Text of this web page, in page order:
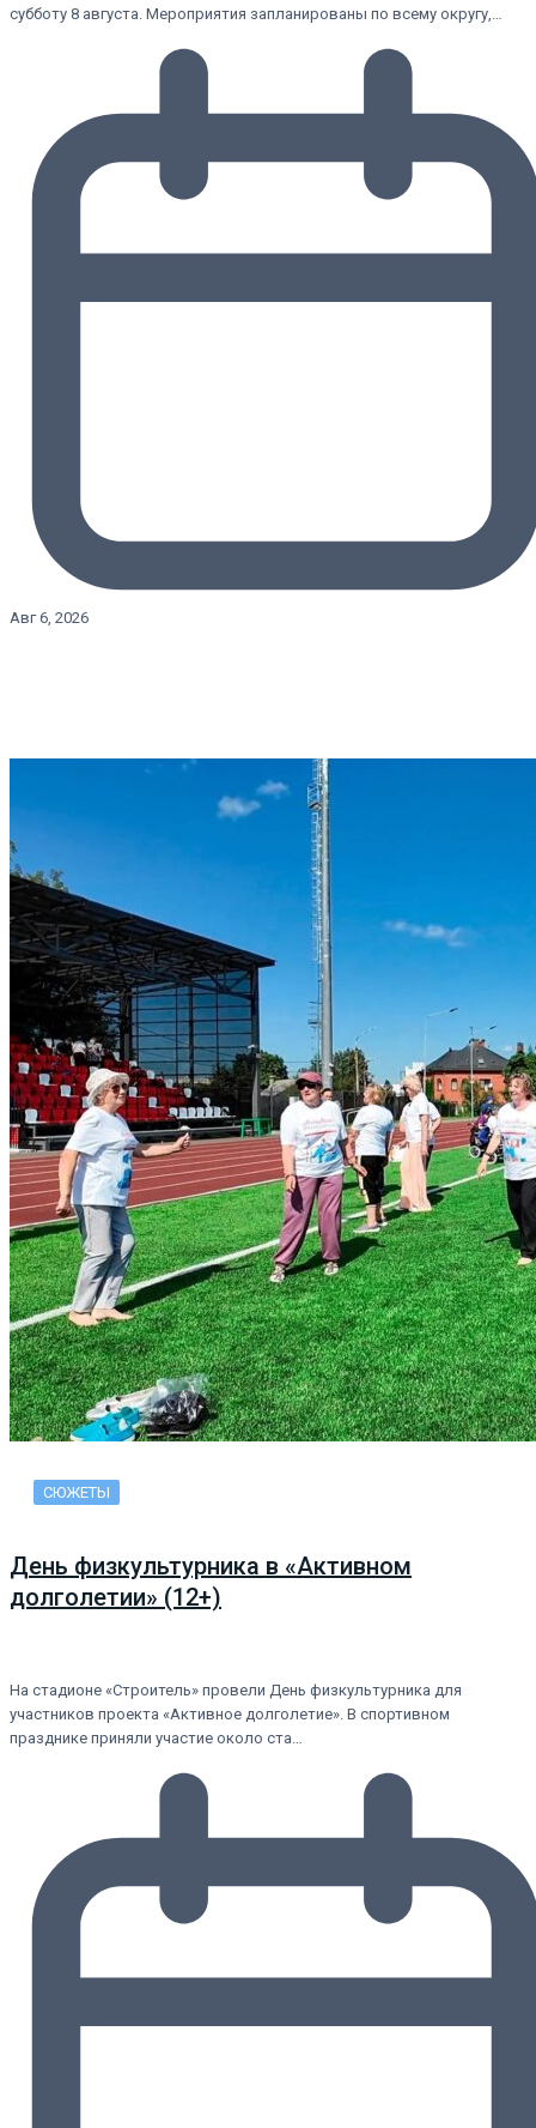
субботу 8 августа. Мероприятия запланированы по всему округу,…
Авг 6, 2026
СЮЖЕТЫ
День физкультурника в «Активном
долголетии» (12+)
На стадионе «Строитель» провели День физкультурника для
участников проекта «Активное долголетие». В спортивном
празднике приняли участие около ста…